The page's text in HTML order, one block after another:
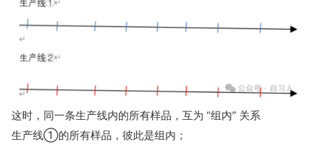
这时，同一条生产线内的所有样品，互为 “组内” 关系
生产线①的所有样品，彼此是组内；